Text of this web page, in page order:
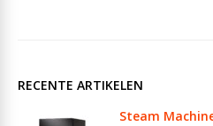
RECENTE ARTIKELEN
Steam